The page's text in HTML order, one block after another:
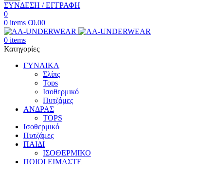
ΣΥΝΔΕΣΗ / ΕΓΓΡΑΦΗ
0
0 items €0.00
0 items
Κατηγορίες
ΓΥΝΑΙΚΑ
Σλίπς
Tops
Ισοθερμικό
Πυτζάμες
ΑΝΔΡΑΣ
TOPS
Ισοθερμικό
Πυτζάμες
ΠΑΙΔΙ
ΙΣΟΘΕΡΜΙΚΟ
ΠΟΙΟΙ ΕΙΜΑΣΤΕ